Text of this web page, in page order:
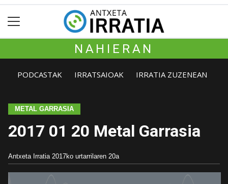
NAHIERAN
PODCASTAK IRRATSAIOAK IRRATIA ZUZENEAN
METAL GARRASIA
2017 01 20 Metal Garrasia
Antxeta Irratia 2017ko urtarrilaren 20a